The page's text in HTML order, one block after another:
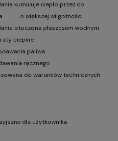
kumuluje ciepło przez co
o większej wilgotności
otoczona płaszczem wodnym
cieplne
paliwa
ręcznego
do warunków technicznych
dla użytkownika